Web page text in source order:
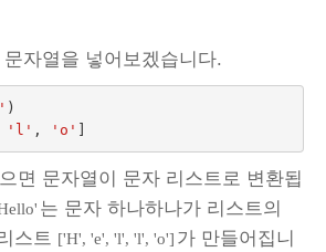
문자열을 넣어보겠습니다.
)
'l' , 'o' ]
면 문자열이 문자 리스트로 변환됩
는 문자 하나하나가 리스트의
스트 ['H', 'e', 'l', 'l', 'o'] 가 만들어집니